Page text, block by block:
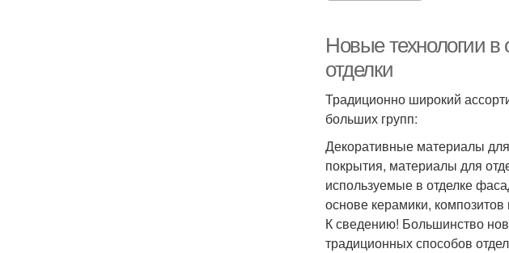
Новые технологии
отделки
Традиционно широкий
больших групп:
Декоративные материалы
покрытия, материалы для
используемые в отделке
основе керамики, композитов
К сведению! Большинство
традиционных способов